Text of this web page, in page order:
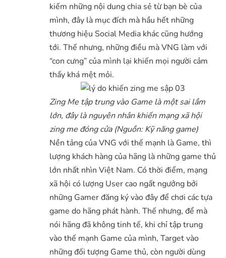
kiếm những nội dung chia sẻ từ bạn bè của
mình, đây là mục đích mà hầu hết những
thương hiệu Social Media khác cũng hướng
tới. Thế nhưng, những điều mà VNG làm với
“con cưng” của mình lại khiến mọi người cảm
thấy khá mệt mỏi.
Zing Me tập trung vào Game là một sai lầm
lớn, đây là nguyên nhân khiến mạng xã hội
zing me đóng cửa (Nguồn: Kỹ năng game)
Nền tảng của VNG với thế mạnh là Game, thì
lượng khách hàng của hãng là những game thủ
lớn nhất nhìn Việt Nam. Có thời điểm, mạng
xã hội có lượng User cao ngất ngưởng bởi
những Gamer đăng ký vào đây để chơi các tựa
game do hãng phát hành. Thế nhưng, để mà
nói hãng đã không tinh tế, khi chỉ tập trung
vào thế mạnh Game của mình, Target vào
những đối tượng Game thủ, còn người dùng